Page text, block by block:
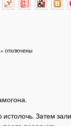
отключены
Затем